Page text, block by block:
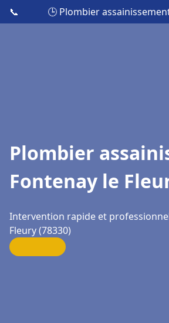
📞 🕒 Plombier
Plombier
Fontenay le
Intervention rapide et
Fleury (78330)